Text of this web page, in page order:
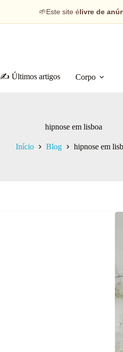
🌱Este site élivre de
✍️ Últimos artigos Corpo
hipnose em lisboa
Início Blog hipnose em